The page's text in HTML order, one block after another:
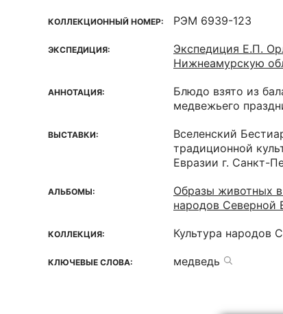
КОЛЛЕКЦИОННЫЙ НОМЕР: РЭМ 6939-123
ЭКСПЕДИЦИЯ:
Экспедиция Е.П.
Нижнеамурскую
АННОТАЦИЯ:
Блюдо взято из
медвежьего
ВЫСТАВКИ:
Вселенский
традиционной
Евразии г. Санкт-
АЛЬБОМЫ:
Образы животных
народов Северной
КОЛЛЕКЦИЯ: Культура народов
КЛЮЧЕВЫЕ СЛОВА: медведь